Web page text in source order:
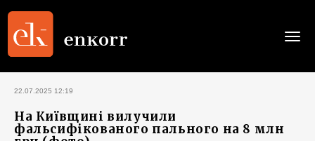
22.07.2025 12:19
На Київщині вилучили
фальсифікованого пального на 8 млн